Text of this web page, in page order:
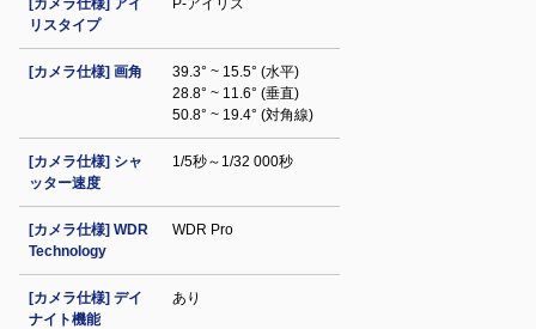
[カメラ仕様] アイ
リスタイプ
P-アイリス
[カメラ仕様] 画角
39.3° ~ 15.5° (水平)
28.8° ~ 11.6° (垂直)
50.8° ~ 19.4° (対角線)
[カメラ仕様] シャ
ッター速度
1/5秒～1/32 000秒
[カメラ仕様] WDR
Technology
WDR Pro
[カメラ仕様] デイ
ナイト機能
あり